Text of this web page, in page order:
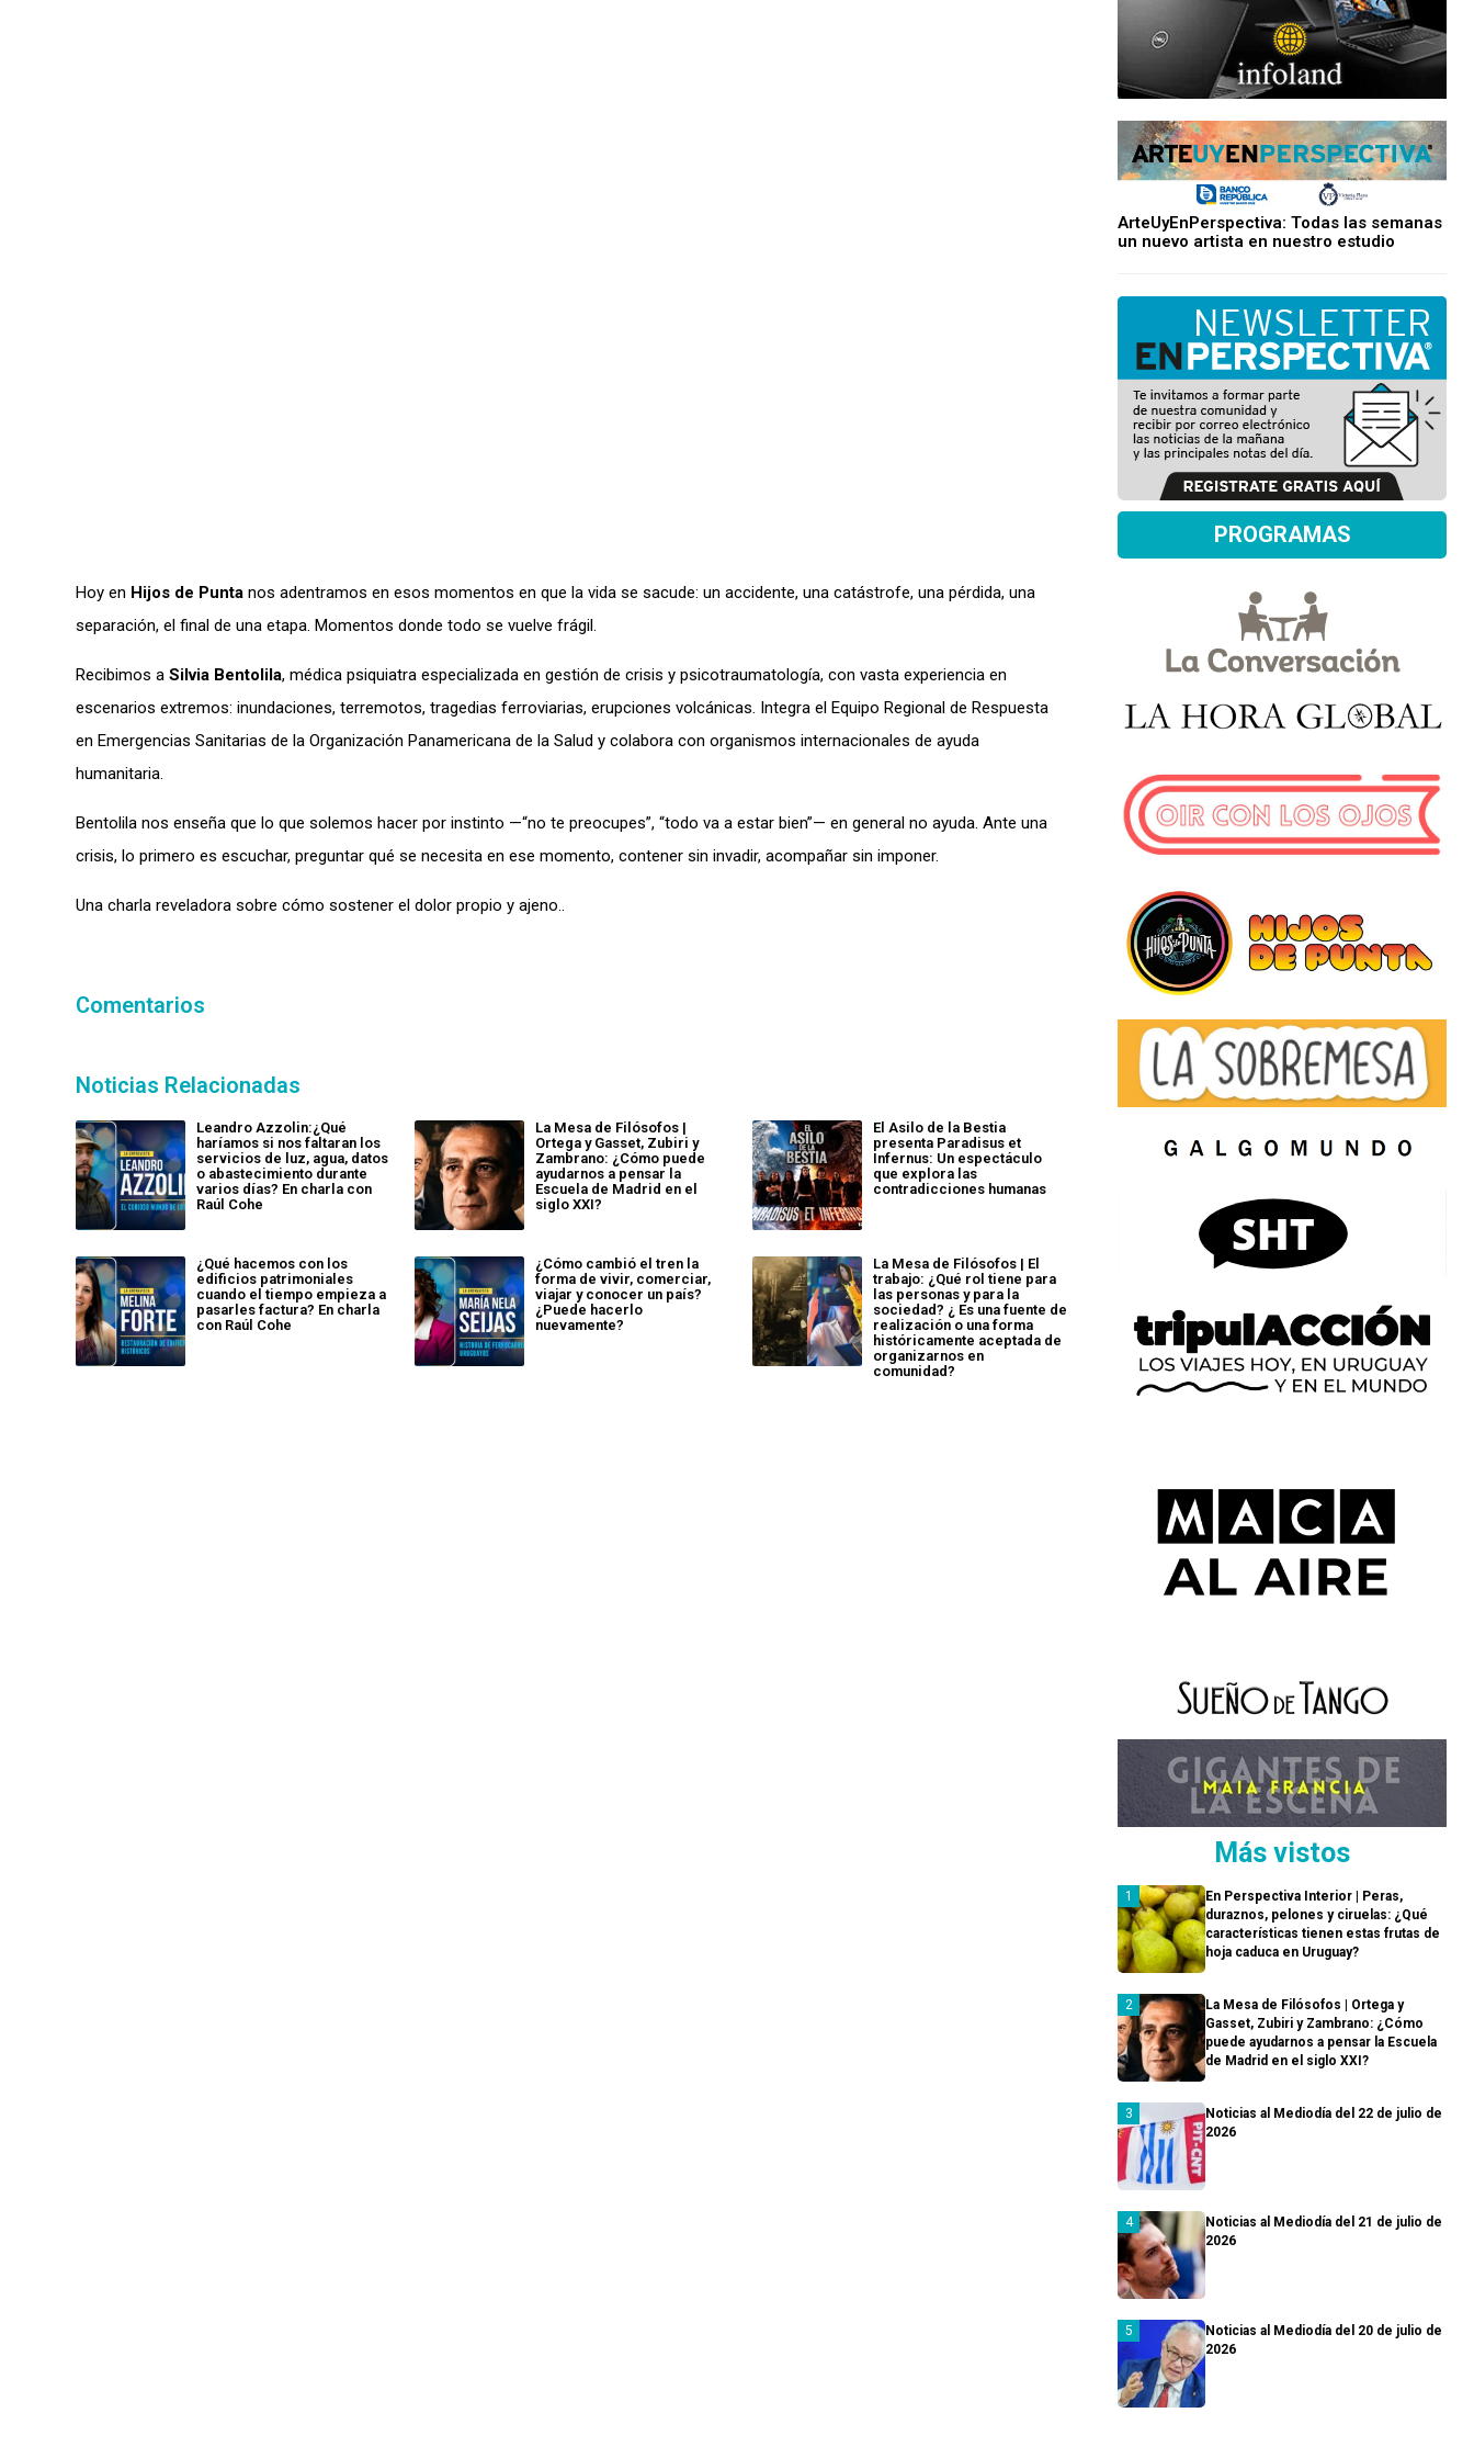
Hoy en Hijos de Punta nos adentramos en esos momentos en que la vida se sacude: un accidente, una catástrofe, una pérdida, una
separación, el final de una etapa. Momentos donde todo se vuelve frágil.
Recibimos a Silvia Bentolila, médica psiquiatra especializada en gestión de crisis y psicotraumatología, con vasta experiencia en
escenarios extremos: inundaciones, terremotos, tragedias ferroviarias, erupciones volcánicas. Integra el Equipo Regional de Respuesta
en Emergencias Sanitarias de la Organización Panamericana de la Salud y colabora con organismos internacionales de ayuda
humanitaria.
Bentolila nos enseña que lo que solemos hacer por instinto —“no te preocupes”, “todo va a estar bien”— en general no ayuda. Ante una
crisis, lo primero es escuchar, preguntar qué se necesita en ese momento, contener sin invadir, acompañar sin imponer.
Una charla reveladora sobre cómo sostener el dolor propio y ajeno..
Comentarios
Noticias Relacionadas
Leandro Azzolin:¿Qué
haríamos si nos faltaran los
servicios de luz, agua, datos
o abastecimiento durante
varios días? En charla con
Raúl Cohe
La Mesa de Filósofos |
Ortega y Gasset, Zubiri y
Zambrano: ¿Cómo puede
ayudarnos a pensar la
Escuela de Madrid en el
siglo XXI?
El Asilo de la Bestia
presenta Paradisus et
Infernus: Un espectáculo
que explora las
contradicciones humanas
¿Qué hacemos con los
edificios patrimoniales
cuando el tiempo empieza a
pasarles factura? En charla
con Raúl Cohe
¿Cómo cambió el tren la
forma de vivir, comerciar,
viajar y conocer un país?
¿Puede hacerlo
nuevamente?
La Mesa de Filósofos | El
trabajo: ¿Qué rol tiene para
las personas y para la
sociedad? ¿ Es una fuente de
realización o una forma
históricamente aceptada de
organizarnos en
comunidad?
ArteUyEnPerspectiva: Todas las semanas
un nuevo artista en nuestro estudio
PROGRAMAS
Más vistos
En Perspectiva Interior | Peras,
duraznos, pelones y ciruelas: ¿Qué
características tienen estas frutas de
hoja caduca en Uruguay?
La Mesa de Filósofos | Ortega y
Gasset, Zubiri y Zambrano: ¿Cómo
puede ayudarnos a pensar la Escuela
de Madrid en el siglo XXI?
Noticias al Mediodía del 22 de julio de
2026
Noticias al Mediodía del 21 de julio de
2026
Noticias al Mediodía del 20 de julio de
2026